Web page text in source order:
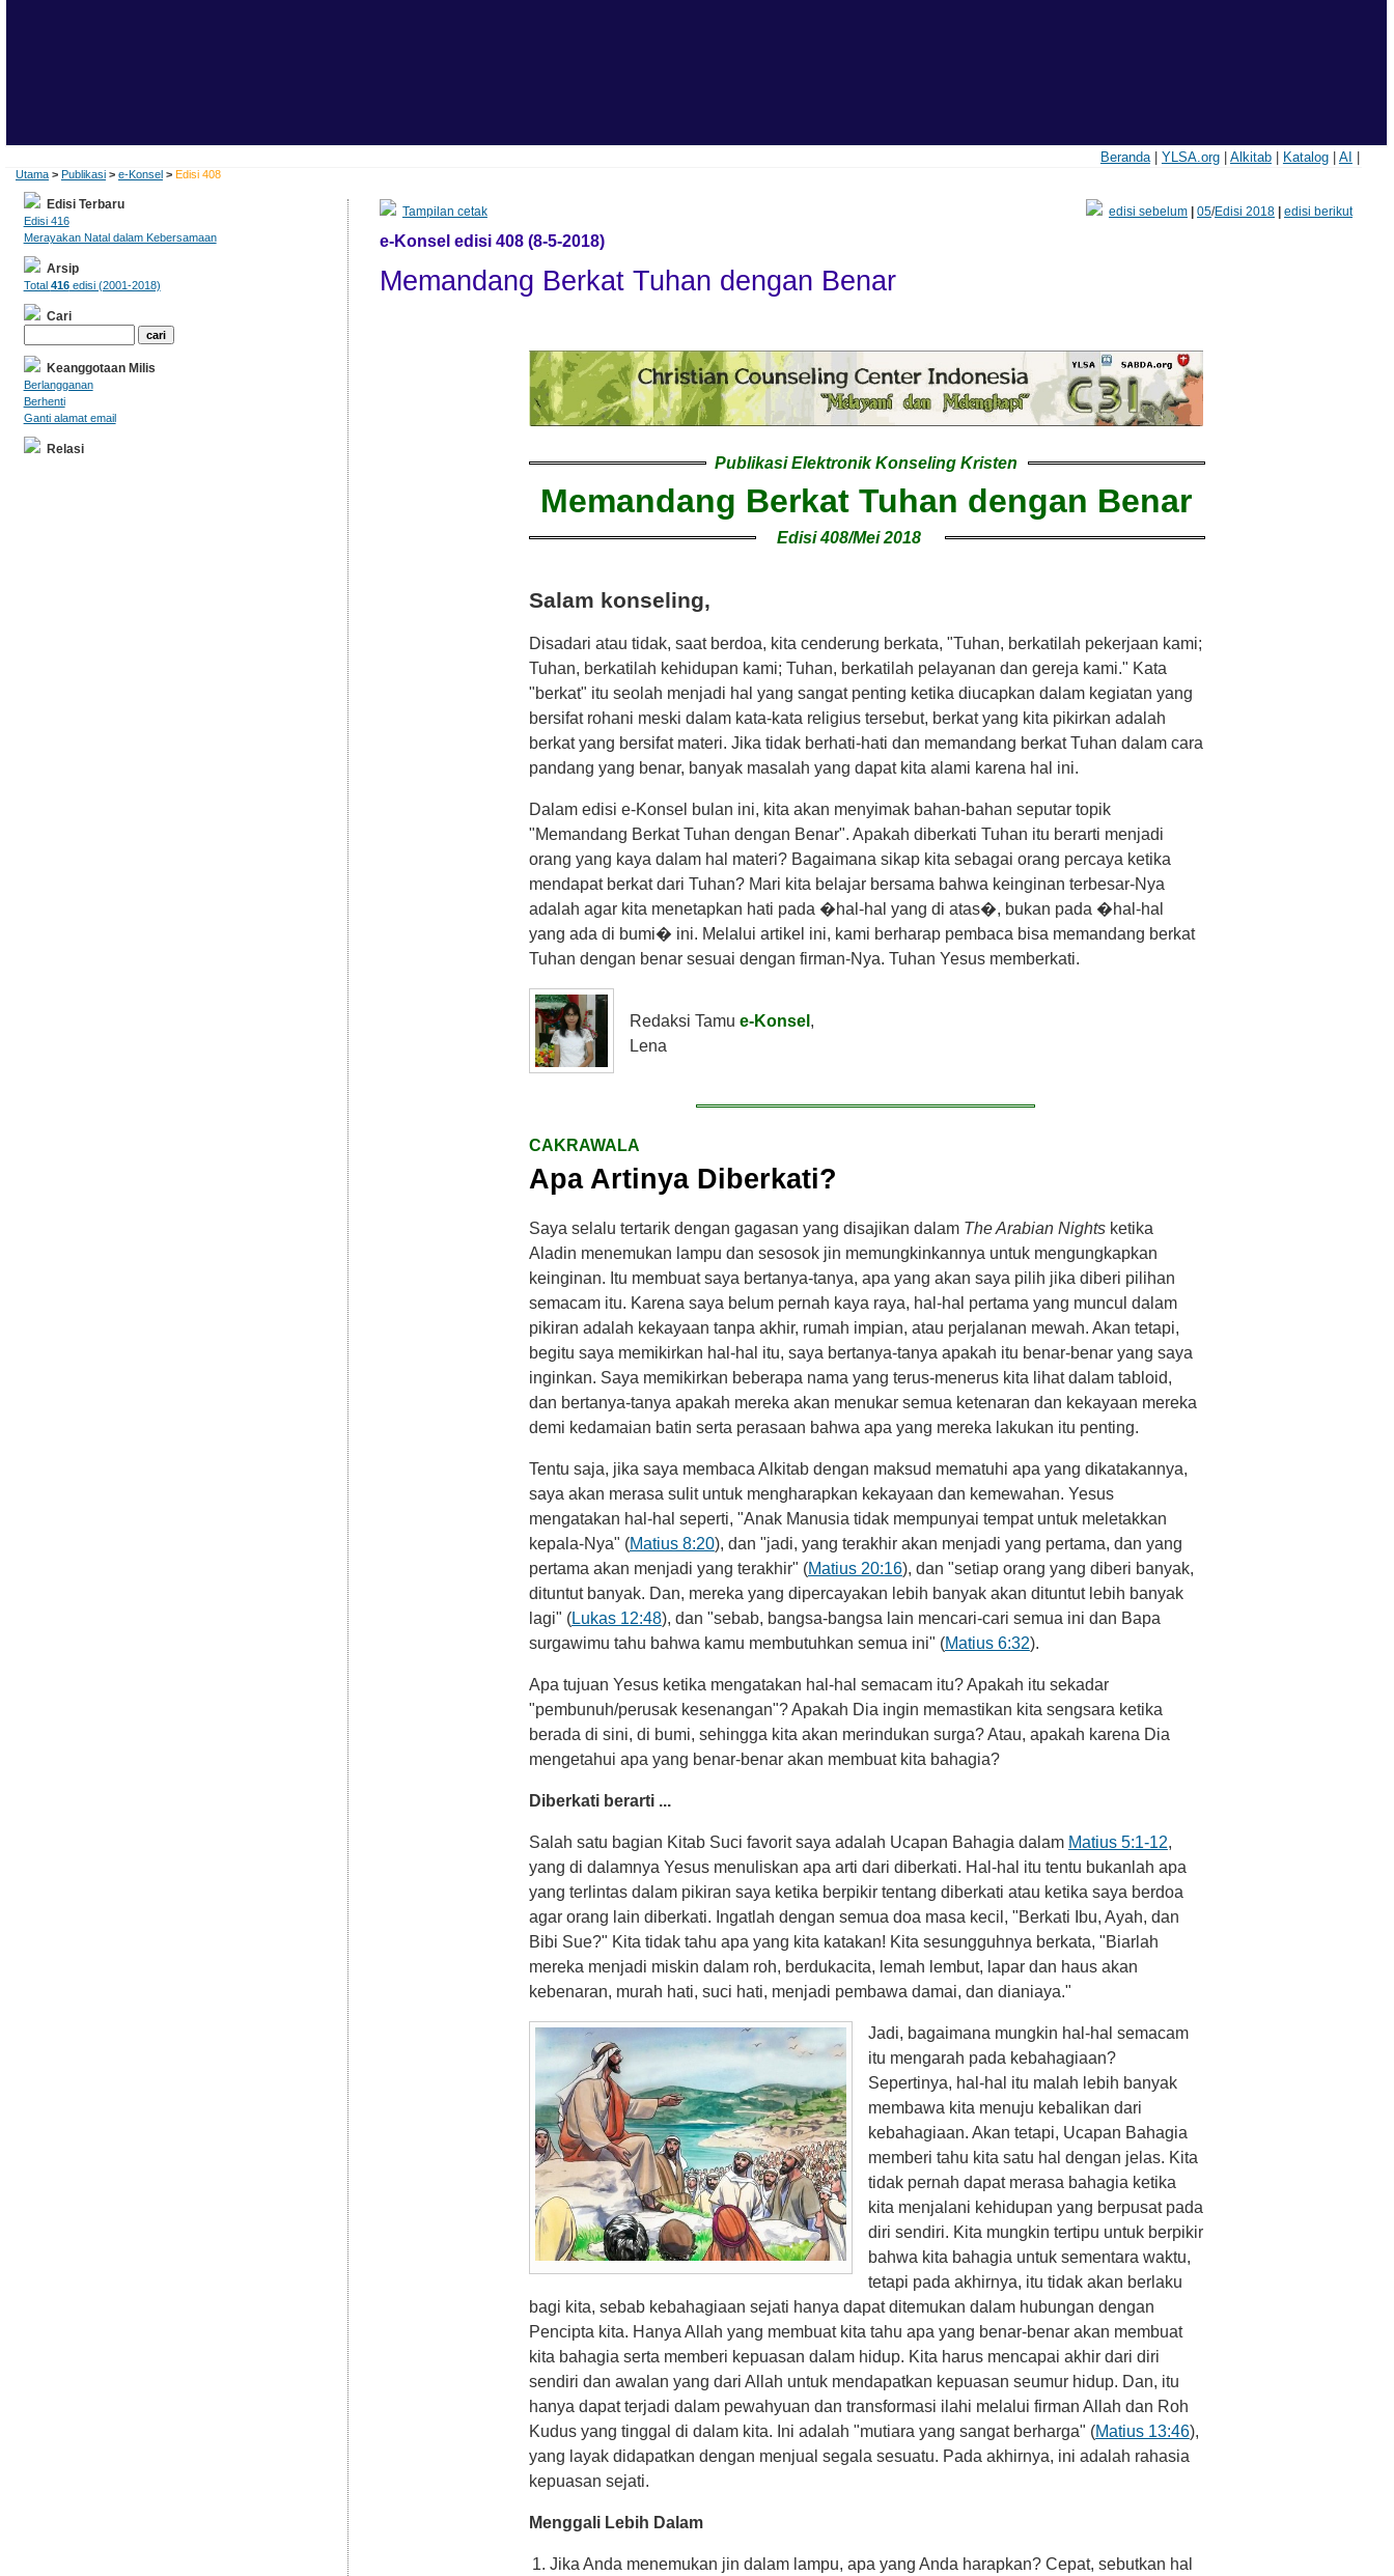
Beranda| YLSA.org| Alkitab| Katalog| AI
Utama > Publikasi > e-Konsel > Edisi 408
Tampilan cetak edisi sebelum| 05/Edisi 2018| edisi berikut
e-Konsel edisi 408 (8-5-2018)
Memandang Berkat Tuhan dengan Benar
Publikasi Elektronik Konseling Kristen
Memandang Berkat Tuhan dengan Benar
Edisi 408/Mei 2018
Salam konseling,
Disadari atau tidak, saat berdoa, kita cenderung berkata, "Tuhan, berkatilah pekerjaan kami;
Tuhan, berkatilah kehidupan kami; Tuhan, berkatilah pelayanan dan gereja kami." Kata
"berkat" itu seolah menjadi hal yang sangat penting ketika diucapkan dalam kegiatan yang
bersifat rohani meski dalam kata-kata religius tersebut, berkat yang kita pikirkan adalah
berkat yang bersifat materi. Jika tidak berhati-hati dan memandang berkat Tuhan dalam cara
pandang yang benar, banyak masalah yang dapat kita alami karena hal ini.
Dalam edisi e-Konsel bulan ini, kita akan menyimak bahan-bahan seputar topik
"Memandang Berkat Tuhan dengan Benar". Apakah diberkati Tuhan itu berarti menjadi
orang yang kaya dalam hal materi? Bagaimana sikap kita sebagai orang percaya ketika
mendapat berkat dari Tuhan? Mari kita belajar bersama bahwa keinginan terbesar-Nya
adalah agar kita menetapkan hati pada �hal-hal yang di atas�, bukan pada �hal-hal
yang ada di bumi� ini. Melalui artikel ini, kami berharap pembaca bisa memandang berkat
Tuhan dengan benar sesuai dengan firman-Nya. Tuhan Yesus memberkati.
Redaksi Tamu e-Konsel ,
Lena
CAKRAWALA
Apa Artinya Diberkati?
Saya selalu tertarik dengan gagasan yang disajikan dalam The Arabian Nightsketika
Aladin menemukan lampu dan sesosok jin memungkinkannya untuk mengungkapkan
keinginan. Itu membuat saya bertanya-tanya, apa yang akan saya pilih jika diberi pilihan
semacam itu. Karena saya belum pernah kaya raya, hal-hal pertama yang muncul dalam
pikiran adalah kekayaan tanpa akhir, rumah impian, atau perjalanan mewah. Akan tetapi,
begitu saya memikirkan hal-hal itu, saya bertanya-tanya apakah itu benar-benar yang saya
inginkan. Saya memikirkan beberapa nama yang terus-menerus kita lihat dalam tabloid,
dan bertanya-tanya apakah mereka akan menukar semua ketenaran dan kekayaan mereka
demi kedamaian batin serta perasaan bahwa apa yang mereka lakukan itu penting.
Tentu saja, jika saya membaca Alkitab dengan maksud mematuhi apa yang dikatakannya,
saya akan merasa sulit untuk mengharapkan kekayaan dan kemewahan. Yesus
mengatakan hal-hal seperti, "Anak Manusia tidak mempunyai tempat untuk meletakkan
kepala-Nya" (Matius 8:20), dan "jadi, yang terakhir akan menjadi yang pertama, dan yang
pertama akan menjadi yang terakhir" (Matius 20:16), dan "setiap orang yang diberi banyak,
dituntut banyak. Dan, mereka yang dipercayakan lebih banyak akan dituntut lebih banyak
lagi" (Lukas 12:48), dan "sebab, bangsa-bangsa lain mencari-cari semua ini dan Bapa
surgawimu tahu bahwa kamu membutuhkan semua ini" (Matius 6:32).
Apa tujuan Yesus ketika mengatakan hal-hal semacam itu? Apakah itu sekadar
"pembunuh/perusak kesenangan"? Apakah Dia ingin memastikan kita sengsara ketika
berada di sini, di bumi, sehingga kita akan merindukan surga? Atau, apakah karena Dia
mengetahui apa yang benar-benar akan membuat kita bahagia?
Diberkati berarti ...
Salah satu bagian Kitab Suci favorit saya adalah Ucapan Bahagia dalam Matius 5:1-12,
yang di dalamnya Yesus menuliskan apa arti dari diberkati. Hal-hal itu tentu bukanlah apa
yang terlintas dalam pikiran saya ketika berpikir tentang diberkati atau ketika saya berdoa
agar orang lain diberkati. Ingatlah dengan semua doa masa kecil, "Berkati Ibu, Ayah, dan
Bibi Sue?" Kita tidak tahu apa yang kita katakan! Kita sesungguhnya berkata, "Biarlah
mereka menjadi miskin dalam roh, berdukacita, lemah lembut, lapar dan haus akan
kebenaran, murah hati, suci hati, menjadi pembawa damai, dan dianiaya."
Jadi, bagaimana mungkin hal-hal semacam
itu mengarah pada kebahagiaan?
Sepertinya, hal-hal itu malah lebih banyak
membawa kita menuju kebalikan dari
kebahagiaan. Akan tetapi, Ucapan Bahagia
memberi tahu kita satu hal dengan jelas. Kita
tidak pernah dapat merasa bahagia ketika
kita menjalani kehidupan yang berpusat pada
diri sendiri. Kita mungkin tertipu untuk berpikir
bahwa kita bahagia untuk sementara waktu,
tetapi pada akhirnya, itu tidak akan berlaku
bagi kita, sebab kebahagiaan sejati hanya dapat ditemukan dalam hubungan dengan
Pencipta kita. Hanya Allah yang membuat kita tahu apa yang benar-benar akan membuat
kita bahagia serta memberi kepuasan dalam hidup. Kita harus mencapai akhir dari diri
sendiri dan awalan yang dari Allah untuk mendapatkan kepuasan seumur hidup. Dan, itu
hanya dapat terjadi dalam pewahyuan dan transformasi ilahi melalui firman Allah dan Roh
Kudus yang tinggal di dalam kita. Ini adalah "mutiara yang sangat berharga" (Matius 13:46),
yang layak didapatkan dengan menjual segala sesuatu. Pada akhirnya, ini adalah rahasia
kepuasan sejati.
Menggali Lebih Dalam
Jika Anda menemukan jin dalam lampu, apa yang Anda harapkan? Cepat, sebutkan hal
Edisi Terbaru
Edisi 416
Merayakan Natal dalam Kebersamaan
Arsip
Total 416edisi (2001-2018)
Cari
Keanggotaan Milis
Berlangganan
Berhenti
Ganti alamat email
Relasi